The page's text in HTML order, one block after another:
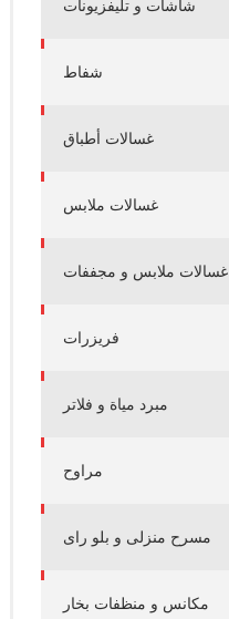
شاشات و تليفزيونات
شفاط
غسالات أطباق
غسالات ملابس
غسالات ملابس و مجففات
فريزرات
مبرد مياة و فلاتر
مراوح
مسرح منزلى و بلو راى
مكانس و منظفات بخار